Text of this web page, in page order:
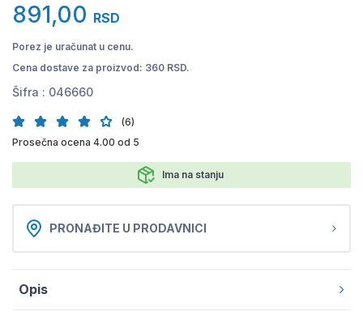
891,00 RSD
Porez je uračunat u cenu.
Cena dostave za proizvod: 360 RSD.
Šifra : 046660
(6)
Prosečna ocena 4.00 od 5
Ima na stanju
PRONAĐITE U PRODAVNICI
Opis